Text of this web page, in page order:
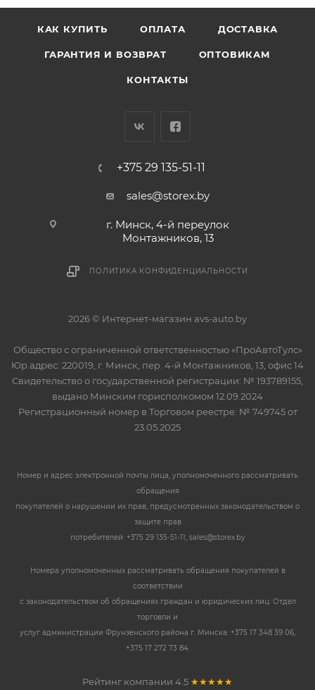
КАК КУПИТЬ ОПЛАТА ДОСТАВКА
ГАРАНТИЯ И ВОЗВРАТ ОПТОВИКАМ
КОНТАКТЫ
+375 29 135-51-11
sales@storex.by
г. Минск, 4-й переулок
Монтажников, 13
ПОЛИТИКА КОНФИДЕНЦИАЛЬНОСТИ
2026 © Интернет-магазин avs-auto.by
Общество с ограниченной ответственностью «ПроАвтоТулс»
Юр.адрес: 220019, г. Минск, пер. 4-й Монтажников, 13, офис 14
Свидетельство о государственной регистрации: № 193789155,
выдано Минским горисполкомом 12.09.2024
Регистрационный номер в Торговом реестре: № 749745 от
23.05.2025
Номер и адрес электронной почты лица, уполномоченного рассматривать
обращения
покупателей о нарушении их прав, предусмотренных законодательством о
защите прав
потребителей: +375 29 135-51-11, sales@storex.by
Номера уполномоченных рассматривать обращения покупателей в
соответствии
с законодательством об обращениях граждан и юридических лиц: Отдел
торговли и
услуг администрации Фрунзенского района г. Минска: +375 17 348 39 06,
+375 17 272 73 84.
Рейтинг компании 4.5 ★★★★★